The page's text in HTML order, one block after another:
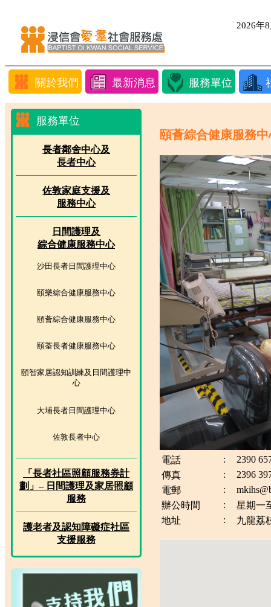
2026年
關於我們 最新消息 服務單位
服務單位
長者鄰舍中心及
長者中心
佐敦家庭支援及
服務中心
日間護理及
綜合健康服務中心
沙田長者日間護理中心
頤樂綜合健康服務中心
頤薈綜合健康服務中心
頤荃長者健康服務中心
頤智家居認知訓練及日間護理中
心
大埔長者日間護理中心
佐敦長者中心
「長者社區照顧服務券計
劃」– 日間護理及家居照顧
服務
護老者及認知障礙症社區
支援服務
頤薈綜合健康服務
電話 :
2390
傳真
:
2396
電郵
:
辦公時間
:
星期一
地址
: 九龍荔